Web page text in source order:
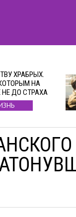
ХРАБРЫХ.
НА
ДО СТРАХА